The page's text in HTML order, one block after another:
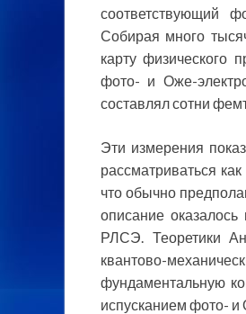
соответствующий
Собирая много
карту физического
фото- и Оже-
составлял сотни
Эти измерения
рассматриваться
что обычно
описание
РЛСЭ. Теоретики
квантово-
фундаментальную
испусканием фото- и